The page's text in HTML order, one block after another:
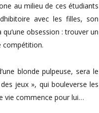
au milieu de ces étudiants
avec les filles, son
obsession : trouver un
compétition.
blonde pulpeuse, sera le
jeux », qui bouleverse les
vie commence pour lui…